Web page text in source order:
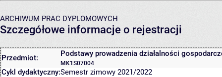
ARCHIWUM PRAC DYPLOMOWYCH
Szczegółowe informacje o rejestracji
Przedmiot: Podstawy prowadzenia działalności
MK1S07004
Cykl dydaktyczny:Semestr zimowy 2021/2022